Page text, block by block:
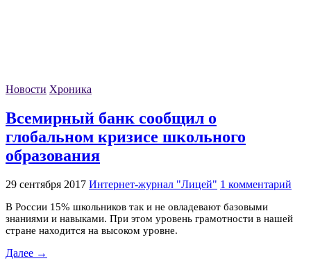
Новости Хроника
Всемирный банк сообщил о
глобальном кризисе школьного
образования
29 сентября 2017 Интернет-журнал "Лицей" 1 комментарий
В России 15% школьников так и не овладевают базовыми
знаниями и навыками. При этом уровень грамотности в нашей
стране находится на высоком уровне.
Далее →